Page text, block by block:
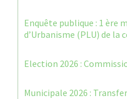
Enquête publique : 1 ère
d’Urbanisme (PLU) de la
Election 2026 :
Municipale 2026 :